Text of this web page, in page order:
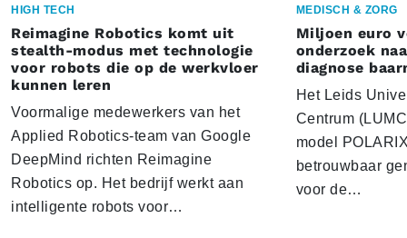
HIGH TECH
Reimagine Robotics komt uit
stealth-modus met technologie
voor robots die op de werkvloer
kunnen leren
Voormalige medewerkers van het
Applied Robotics-team van Google
DeepMind richten Reimagine
Robotics op. Het bedrijf werkt aan
intelligente robots voor…
MEDISCH & ZORG
Miljoen euro
onderzoek
diagnose
Het Leids
Centrum
model
betrouwbaar
voor de…